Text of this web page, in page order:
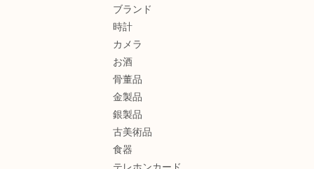
ブランド
時計
カメラ
お酒
骨董品
金製品
銀製品
古美術品
食器
テレホンカード